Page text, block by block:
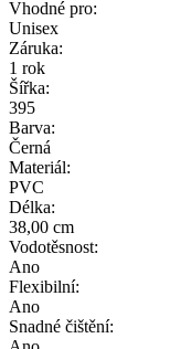
Vhodné pro:
Unisex
Záruka:
1 rok
Šířka:
395
Barva:
Černá
Materiál:
PVC
Délka:
38,00 cm
Vodotěsnost:
Ano
Flexibilní:
Ano
Snadné čištění: